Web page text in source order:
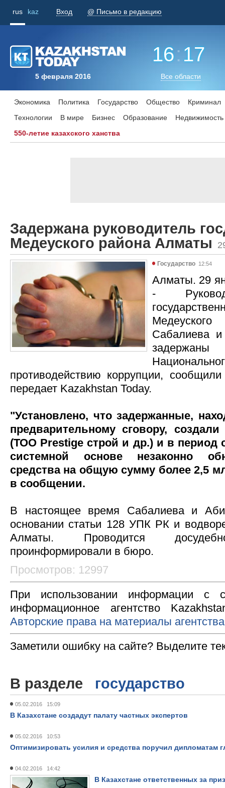
rus kaz Вход @ Письмо в редакцию
5 февраля 2016
16: 17
Все области
Экономика Политика Государство Общество
Криминал
Технологии
В мире Бизнес Образование
Недвижимость
550-летие казахского ханства
Задержана руководитель
Медеуского района Алматы
Государство 12:54
Алматы. 29
-
Сабалиева
противодействию коррупции,
передает Kazakhstan Today.
"Установлено, что задержанные,
предварительному сговору,
(ТОО Prestige строй и др.) и в период
системной основе незаконно
средства на общую сумму более 2,5
в сообщении.
В настоящее время Сабалиева и
основании статьи 128 УПК РК и
Алматы. Проводится
проинформировали в бюро.
Просмотров: 12997
При использовании информации с
информационное агентство
Авторские права на материалы
Заметили ошибку на сайте? Выделите
В разделе государство
05.02.2016 15:09
В Казахстане создадут палату частных экспертов
05.02.2016 10:53
Оптимизировать усилия и средства поручил дипломатам
04.02.2016 14:42
В Казахстане ответственных за